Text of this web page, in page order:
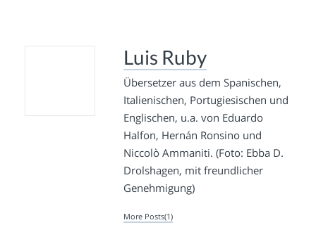
Luis Ruby
Übersetzer aus dem Spanischen,
Italienischen, Portugiesischen und
Englischen, u.a. von Eduardo
Halfon, Hernán Ronsino und
Niccolò Ammaniti. (Foto: Ebba D.
Drolshagen, mit freundlicher
Genehmigung)
More Posts(1)